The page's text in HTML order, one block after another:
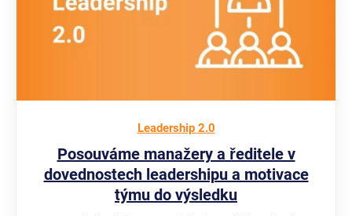
Leadership 2.0
Posouváme manažery a ředitele v
dovednostech leadershipu a motivace
týmu do výsledku